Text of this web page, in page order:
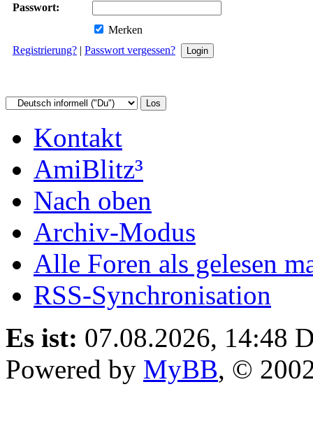
Passwort:
Merken
Registrierung? | Passwort vergessen?
Kontakt
AmiBlitz³
Nach oben
Archiv-Modus
Alle Foren als gelesen
RSS-Synchronisation
Es ist: 07.08.2026, 14:48
Powered by MyBB, ©